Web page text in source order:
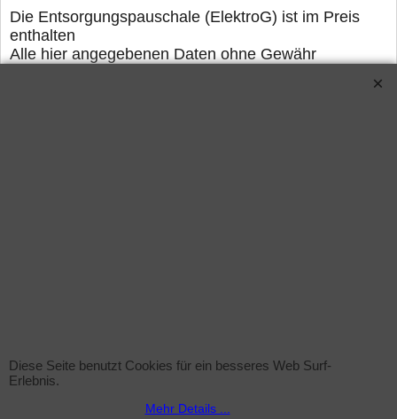
Die Entsorgungspauschale (ElektroG) ist im Preis
enthalten
Alle hier angegebenen Daten ohne Gewähr
Diese Seite benutzt Cookies für ein besseres Web Surf-
Erlebnis.
Mehr Details ...